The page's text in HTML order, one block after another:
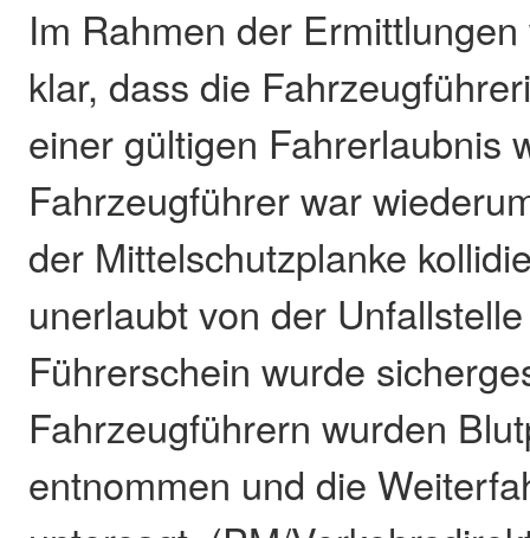
Im Rahmen der
klar, dass die
einer gültigen Fahrerlaubnis
Fahrzeugführer war
der Mittelschutzplanke
unerlaubt von der
Führerschein wurde
Fahrzeugführern wurden
entnommen und die